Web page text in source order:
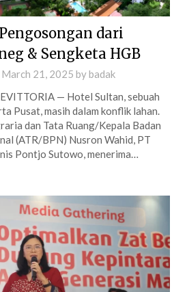
dari
& Sengketa HGB
March 21, 2025 bybadak
— Hotel Sultan, sebuah
Pusat, masih dalam konflik lahan.
dan Tata Ruang/Kepala Badan
(ATR/BPN) Nusron Wahid, PT
Pontjo Sutowo, menerima…